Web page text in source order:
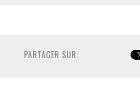
PARTAGER SUR: